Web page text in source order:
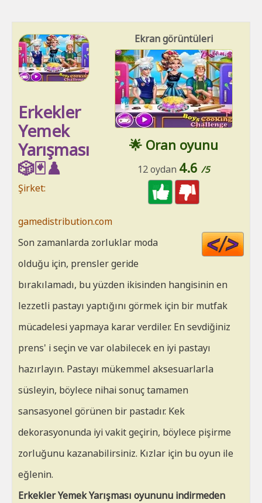
Ekran görüntüleri
🌟 Oran oyunu
12 oydan 4.6 /5
Erkekler
Yemek
Yarışması
🎲🃏♟️
Şirket:
gamedistribution.com
Son zamanlarda zorluklar moda
olduğu için, prensler geride
bırakılamadı, bu yüzden ikisinden hangisinin en
lezzetli pastayı yaptığını görmek için bir mutfak
mücadelesi yapmaya karar verdiler. En sevdiğiniz
prens' i seçin ve var olabilecek en iyi pastayı
hazırlayın. Pastayı mükemmel aksesuarlarla
süsleyin, böylece nihai sonuç tamamen
sansasyonel görünen bir pastadır. Kek
dekorasyonunda iyi vakit geçirin, böylece pişirme
zorluğunu kazanabilirsiniz. Kızlar için bu oyun ile
eğlenin.
Erkekler Yemek Yarışması oyununu indirmeden